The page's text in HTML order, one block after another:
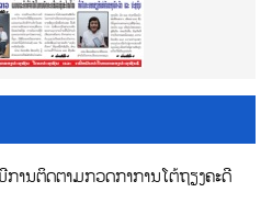
ານຕິດຕາມກວດກາການໂຕ້ຖຽງຄະດີ